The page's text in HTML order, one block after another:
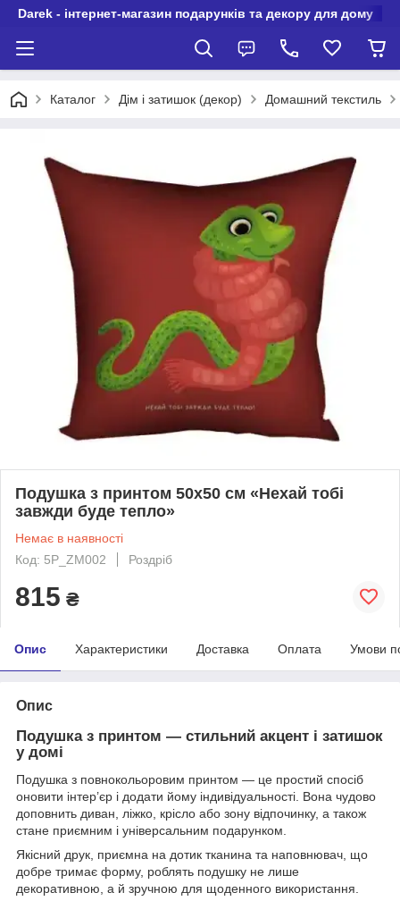
Darek - інтернет-магазин подарунків та декору для дому
Каталог Дім і затишок (декор) Домашний текстиль
Подушка з принтом 50x50 см «Нехай тобі
завжди буде тепло»
Немає в наявності
Код: 5P_ZM002
Роздріб
815 ₴
Опис Характеристики Доставка Оплата Умови
Опис
Подушка з принтом — стильний акцент і затишок
у домі
Подушка з повнокольоровим принтом — це простий спосіб
оновити інтер’єр і додати йому індивідуальності. Вона чудово
доповнить диван, ліжко, крісло або зону відпочинку, а також
стане приємним і універсальним подарунком.
Якісний друк, приємна на дотик тканина та наповнювач, що
добре тримає форму, роблять подушку не лише
декоративною, а й зручною для щоденного використання.